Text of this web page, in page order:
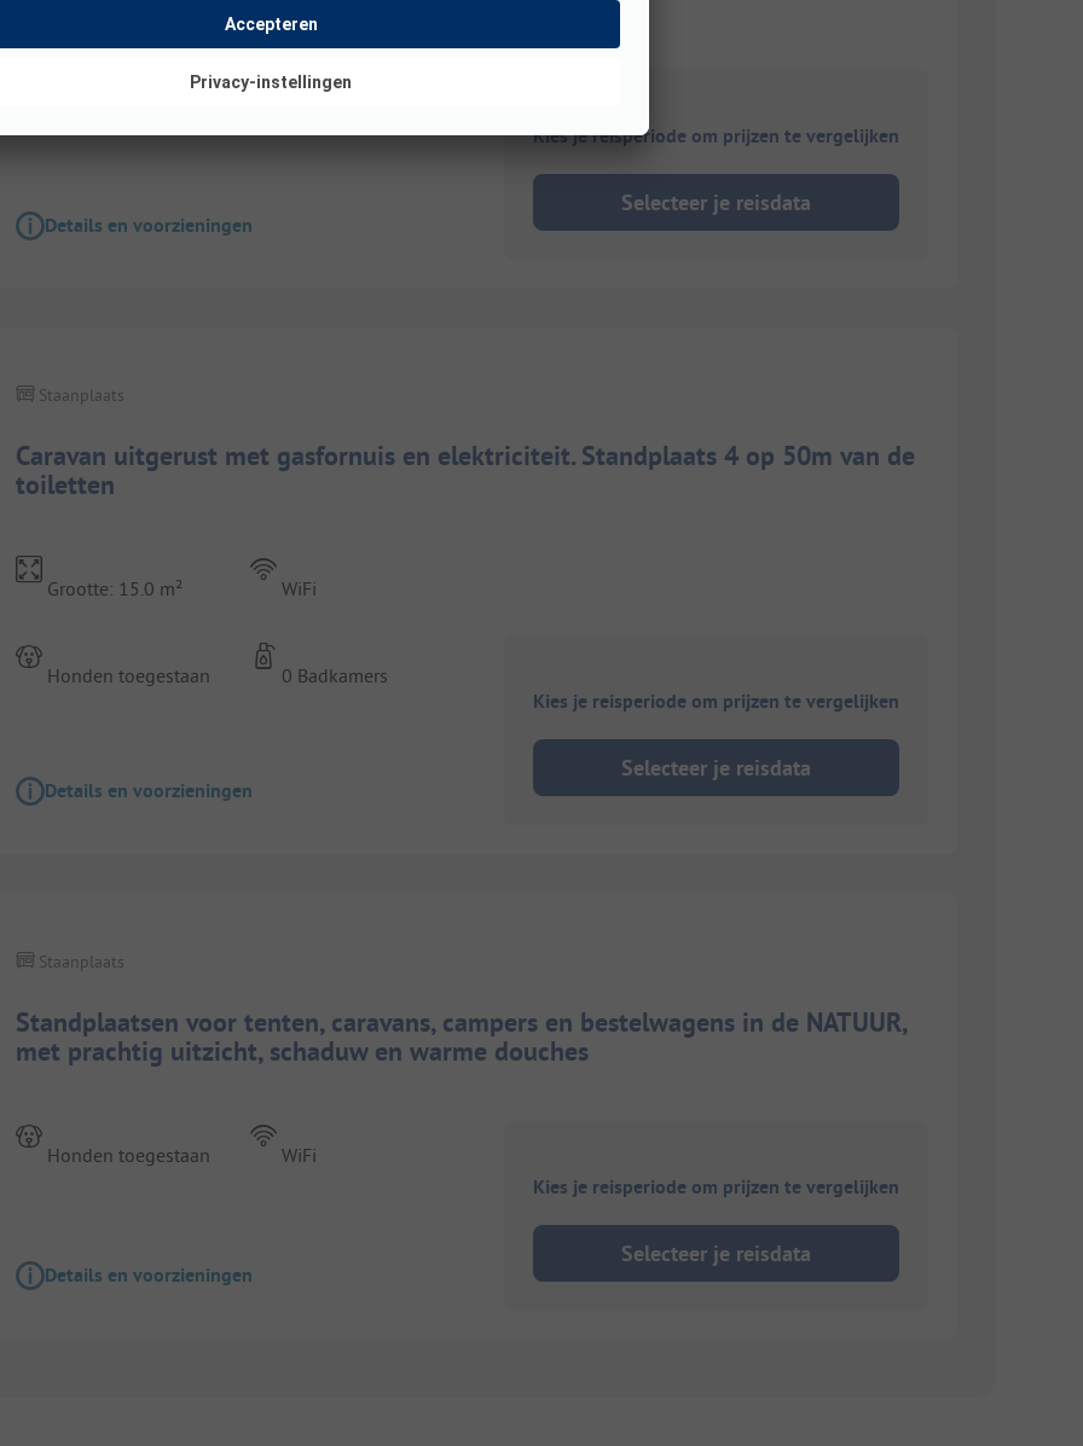
WiFi
Details en voorzieningen
Kies je reisperiode om prijzen te vergelijken
Selecteer je reisdata
Caravan uitgerust met gasfornuis en elektriciteit. Standplaats 4 op 50m van de
toiletten
Staanplaats
Grootte: 15.0 m²
Honden toegestaan
WiFi
0 Badkamers
Details en voorzieningen
Kies je reisperiode om prijzen te vergelijken
Selecteer je reisdata
Standplaatsen voor tenten, caravans, campers en bestelwagens in de NATUUR,
met prachtig uitzicht, schaduw en warme douches
Staanplaats
Honden toegestaan WiFi
Details en voorzieningen
Kies je reisperiode om prijzen te vergelijken
Selecteer je reisdata